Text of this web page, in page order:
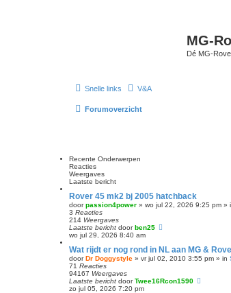
MG-
Dé MG-
Snelle links V&A
Forumoverzicht
Recente Onderwerpen
Reacties
Weergaves
Laatste bericht
Rover 45 mk2 bj 2005 hatchback
doorpassion4power » wo jul 22, 2026 9:25 pm »
3 Reacties
214 Weergaves
Laatste bericht doorben25
wo jul 29, 2026 8:40 am
Wat rijdt er nog rond in NL aan MG &
doorDr Doggystyle » vr jul 02, 2010 3:55 pm » in
71 Reacties
94167 Weergaves
Laatste bericht doorTwee16Rcon1590
zo jul 05, 2026 7:20 pm